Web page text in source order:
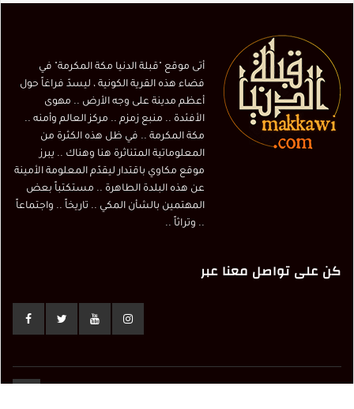
أتى موقع "قبلة الدنيا مكة المكرمة" في
فضاء هذه القرية الكونية ، ليسدّ فراغاً حول
أعظم مدينة على وجه الأرض .. مهوى
الأفئدة .. منبع زمزم .. مركز العالم وأمنه ..
مكة المكرمة .. في ظل هذه الكثرة من
المعلوماتية المتناثرة هنا وهناك .. يبرز
موقع مكاوي باقتدار ليقدّم المعلومة الأمينة
عن هذه البلدة الطاهرة .. مستكتباً بعض
المهتمين بالشأن المكي .. تاريخاً .. واجتماعاً
.. وتراثاً ..
كن على تواصل معنا عبر